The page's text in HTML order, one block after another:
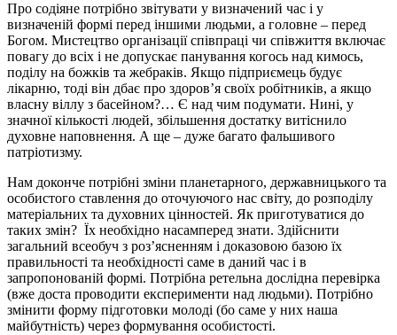
Про содіяне потрібно звітувати у визначений час і у
визначеній формі перед іншими людьми, а головне – перед
Богом. Мистецтво організації співпраці чи співжиття включає
повагу до всіх і не допускає панування когось над кимось,
поділу на божків та жебраків. Якщо підприємець будує
лікарню, тоді він дбає про здоров’я своїх робітників, а якщо
власну віллу з басейном?… Є над чим подумати. Нині, у
значної кількості людей, збільшення достатку витіснило
духовне наповнення. А ще – дуже багато фальшивого
патріотизму.
Нам доконче потрібні зміни планетарного, державницького та
особистого ставлення до оточуючого нас світу, до розподілу
матеріальних та духовних цінностей. Як приготуватися до
таких змін? Їх необхідно насамперед знати. Здійснити
загальний всеобуч з роз’ясненням і доказовою базою їх
правильності та необхідності саме в даний час і в
запропонованій формі. Потрібна ретельна дослідна перевірка
(вже доста проводити експерименти над людьми). Потрібно
змінити форму підготовки молоді (бо саме у них наша
майбутність) через формування особистості.